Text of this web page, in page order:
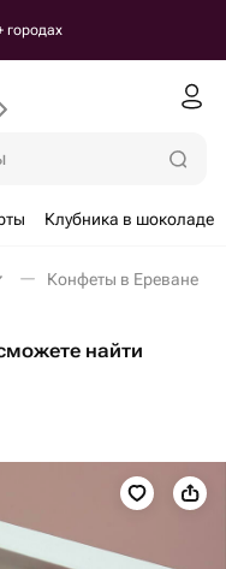
городах
Клубника в шоколаде
Конфеты в Ереване
найти